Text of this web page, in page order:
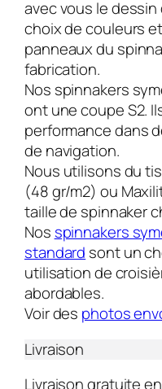
avec vous le
choix de couleurs
panneaux du
fabrication.
Nos spinnakers
ont une coupe S2.
performance dans
de navigation.
Nous utilisons du
(48 gr/m2) ou
taille de spinnaker
Nos spinnakers
standard sont un
utilisation de
abordables.
Voir des photos
Livraison
Livraison gratuite